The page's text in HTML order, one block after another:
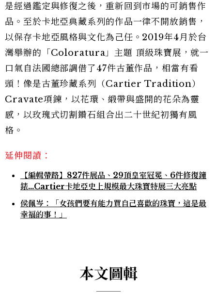
是經過鑑定與修復之後，重新回到市場的可銷售作
品。至於卡地亞典藏系列的作品一律不開放銷售，
以保存卡地亞風格與文化為己任。2019年4月於台
灣舉辦的「Coloratura」主題 頂級珠寶展，就一
口氣自法國總部調借了47件古董作品，相當有看
頭！像是古董珍藏系列（Cartier Tradition）
Cravate項鍊，以花環、緞帶與盛開的花朵為靈
感，以玫瑰式切割鑽石組合出二十世紀初獨有風
格。
延伸閱讀：
【編輯帶路】827件展品、29頂皇室冠冕、6件修復鐘
錶...Cartier卡地亞史上規模最大珠寶特展三大亮點
侯佩岑：「女孩們要有能力買自己喜歡的珠寶，這是最
幸福的事！」
本文圖輯